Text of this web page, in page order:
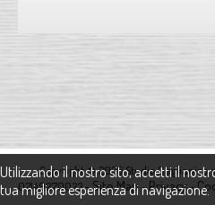
Utilizzando il nostro sito, accetti il
tua migliore esperienza di navigazione.
Copyright © 2026 Studio Gaglianico
02149270023 -Site Map -Privacy-